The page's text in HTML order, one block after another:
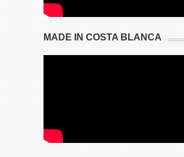
MADE IN COSTA BLANCA